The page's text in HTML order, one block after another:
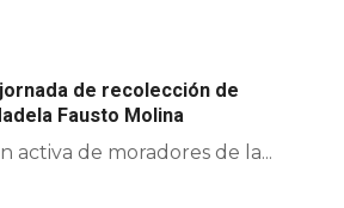
de recolección de
Fausto Molina
activa de moradores de la...